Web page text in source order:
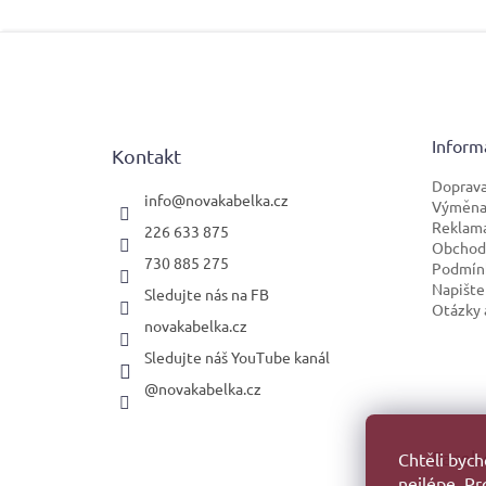
Chtěli
Kontakt
info@novakabelka.cz
226 633 875
730 885 275
Sledujte nás na FB
novakabelka.cz
Sledujte náš YouTube kanál
@novakabelka.cz
Otázky